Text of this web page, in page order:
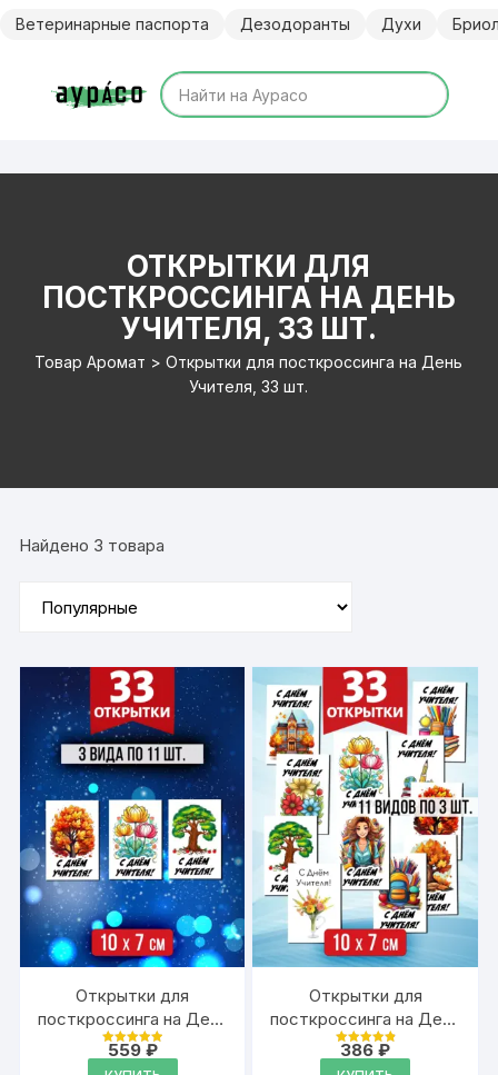
Ветеринарные паспорта Дезодоранты Духи
ОТКРЫТКИ ДЛЯ
ПОСТКРОССИНГА НА ДЕНЬ
УЧИТЕЛЯ, 33 ШТ.
Товар Аромат > Открытки для посткроссинга на День
Учителя, 33 шт.
Найдено 3 товара
Открытки для
посткроссинга на День
Учителя, 33 шт.
Оценка
559 ₽
Открытки для
посткроссинга на День
Учителя, 33 шт.
Оценка
386₽